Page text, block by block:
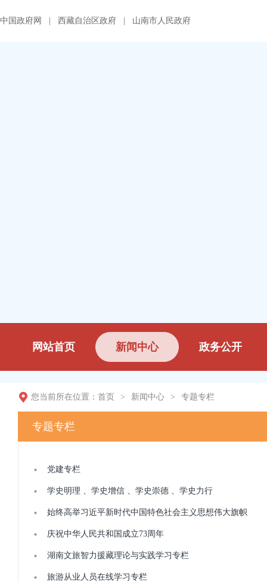
中国政府网 西藏自治区政府 山南市人民政府
网站首页 新闻中心 政务公开
您当前所在位置： 首页 > 新闻中心 > 专题专栏
专题专栏
党建专栏
学史明理 、学史增信 、学史崇德 、学史力行
始终高举习近平新时代中国特色社会主义思想伟大旗帜
庆祝中华人民共和国成立73周年
湖南文旅智力援藏理论与实践学习专栏
旅游从业人员在线学习专栏